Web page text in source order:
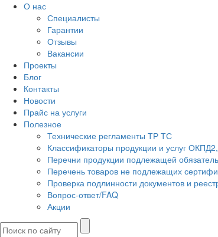
О нас
Специалисты
Гарантии
Отзывы
Вакансии
Проекты
Блог
Контакты
Новости
Прайс на услуги
Полезное
Технические регламенты ТР ТС
Классификаторы продукции и услуг
Перечни продукции подлежащей
Перечень товаров не подлежащих
Проверка подлинности документов и
Вопрос-ответ/FAQ
Акции